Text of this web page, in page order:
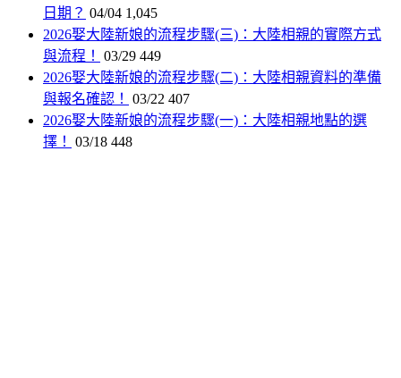
日期？ 04/04 1,045
2026娶大陸新娘的流程步驟(三)：大陸相親的實際方式
與流程！
03/29 449
2026娶大陸新娘的流程步驟(二)：大陸相親資料的準備
與報名確認！
03/22 407
2026娶大陸新娘的流程步驟(一)：大陸相親地點的選
擇！
03/18 448